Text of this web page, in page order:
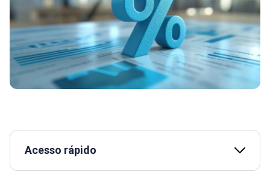
Acesso rápido